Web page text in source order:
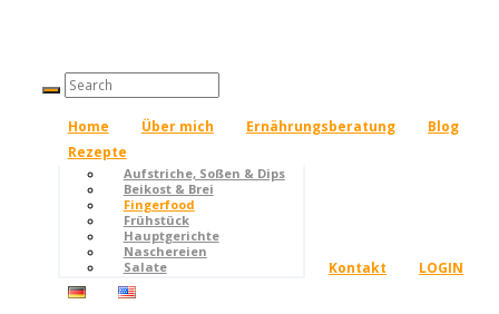
Home Über mich Ernährungsberatung
Blog
Rezepte
Aufstriche, Soßen & Dips
Beikost & Brei
Fingerfood
Frühstück
Hauptgerichte
Naschereien
Salate
Kontakt LOGIN